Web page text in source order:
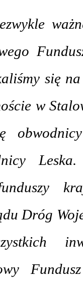
się
w
Dróg